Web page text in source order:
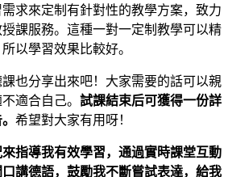
求來定制有針對性的教學方案，致力
課服務。這種一對一定制教學可以精
以學習效果比較好。
也分享出來吧！大家需要的話可以親
適合自己。 試課結束后可獲得一份詳
希望對大家有用呀！
指導我有效學習，通過實時課堂互動
講德語，鼓勵我不斷嘗試表達，給我